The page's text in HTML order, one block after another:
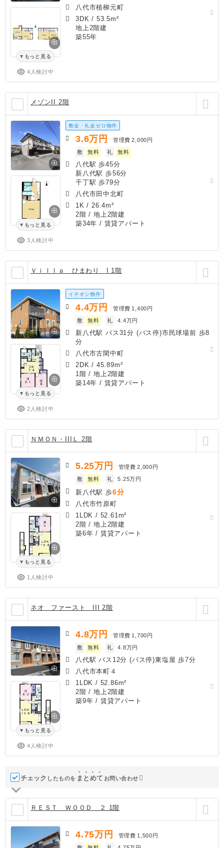
もっと見る
4人検討中
八代市植柳元町
3DK / 53.5m²
地上2階建
築55年
メゾンII 2階
もっと見る
3人検討中
敷金・礼金ゼロ物件
3.6万円 管理費 2,000円
敷
無料 礼 無料
八代駅 歩45分
新八代駅 歩56分
千丁駅 歩79分
八代市田中北町
1K / 26.4m²
2階 / 地上2階建
築34年 / 賃貸アパート
Ｖｉｌｌａ ひまわり I 1階
もっと見る
2人検討中
イチオシ物件
4.4万円 管理費 1,400円
敷
無料 礼 4.4万円
新八代駅 バス31分 (バス停)市民球場前 歩8
分
八代市古閑中町
2DK / 45.89m²
1階 / 地上2階建
築14年 / 賃貸アパート
ＮＭＯＮ・IIIＬ 2階
もっと見る
1人検討中
5.25万円 管理費 2,000円
敷
無料 礼 5.25万円
新八代駅 歩6分
八代市竹原町
1LDK / 52.61m²
2階 / 地上2階建
築6年 / 賃貸アパート
ネオ ファースト III 2階
もっと見る
4人検討中
4.8万円 管理費 1,700円
敷
無料 礼 4.8万円
八代駅 バス12分 (バス停)東塩屋 歩7分
八代市本町４
1LDK / 52.86m²
2階 / 地上2階建
築9年 / 賃貸アパート
チェック したものを ま と めて お問い合わせ
ＲＥＳＴ ＷＯＯＤ ２ 1階
4.75万円 管理費 1,500円